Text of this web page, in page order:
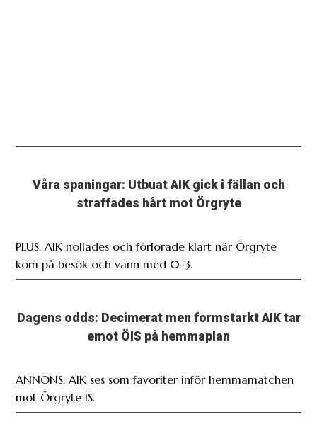
Våra spaningar: Utbuat AIK gick i fällan och
straffades hårt mot Örgryte
PLUS. AIK nollades och förlorade klart när Örgryte
kom på besök och vann med 0-3.
Dagens odds: Decimerat men formstarkt AIK tar
emot ÖIS på hemmaplan
ANNONS. AIK ses som favoriter inför hemmamatchen
mot Örgryte IS.